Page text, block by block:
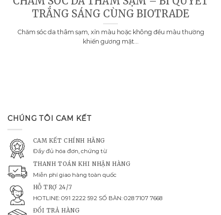
TRẮNG SÁNG CÙNG BIOTRADE
Chăm sóc da thâm sạm, xỉn màu hoặc không đều màu thường
khiến gương mặt...
CHÚNG TÔI CAM KẾT
CAM KẾT CHÍNH HÃNG
Đầy đủ hóa đơn, chứng từ
THANH TOÁN KHI NHẬN HÀNG
Miễn phí giao hàng toàn quốc
HỖ TRỢ 24/7
HOTLINE: 091 2222 592 SỐ BÀN: 028 7107 7668
ĐỔI TRẢ HÀNG